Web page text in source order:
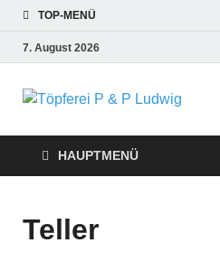
TOP-MENÜ
7. August 2026
HAUPTMENÜ
Teller